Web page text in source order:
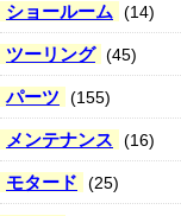
ショールーム (14)
ツーリング (45)
パーツ (155)
メンテナンス (16)
モタード (25)